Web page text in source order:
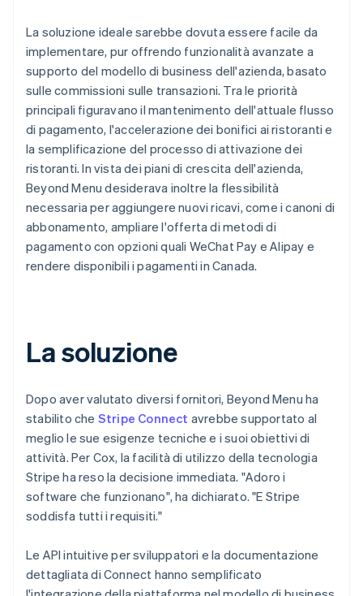
La soluzione ideale sarebbe dovuta essere facile da
implementare, pur offrendo funzionalità avanzate a
supporto del modello di business dell'azienda, basato
sulle commissioni sulle transazioni. Tra le priorità
principali figuravano il mantenimento dell'attuale flusso
di pagamento, l'accelerazione dei bonifici ai ristoranti e
la semplificazione del processo di attivazione dei
ristoranti. In vista dei piani di crescita dell'azienda,
Beyond Menu desiderava inoltre la flessibilità
necessaria per aggiungere nuovi ricavi, come i canoni di
abbonamento, ampliare l'offerta di metodi di
pagamento con opzioni quali WeChat Pay e Alipay e
rendere disponibili i pagamenti in Canada.
La soluzione
Dopo aver valutato diversi fornitori, Beyond Menu ha
stabilito che Stripe Connect avrebbe supportato al
meglio le sue esigenze tecniche e i suoi obiettivi di
attività. Per Cox, la facilità di utilizzo della tecnologia
Stripe ha reso la decisione immediata. "Adoro i
software che funzionano", ha dichiarato. "E Stripe
soddisfa tutti i requisiti."
Le API intuitive per sviluppatori e la documentazione
dettagliata di Connect hanno semplificato